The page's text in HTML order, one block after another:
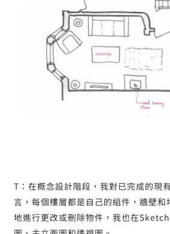
T：在概念設計階段，我對已完成的現
言，每個樓層都是自己的組件，牆壁
地進行更改或刪除物件，我也在